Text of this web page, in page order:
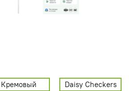
Кремовый Daisy Checkers